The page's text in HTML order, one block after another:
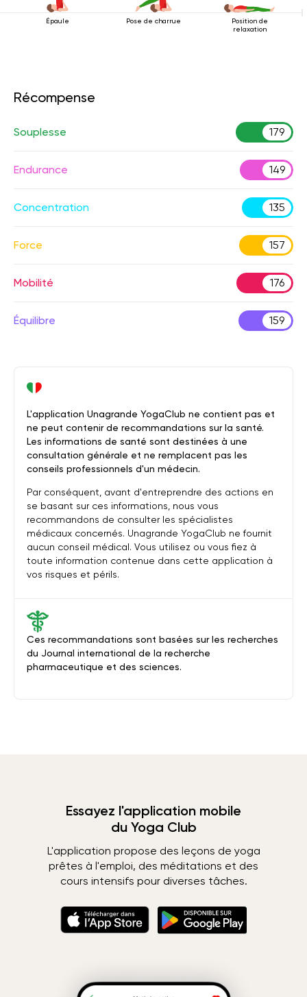
Épaule Pose de charrue
Position de
relaxation
Récompense
Souplesse 179
Endurance 149
Concentration 135
Force 157
Mobilité 176
Équilibre 159
Ces recommandations sont basées sur les recherches
du Journal international de la recherche
pharmaceutique et des sciences.
L'application Unagrande YogaClub ne contient pas et
ne peut contenir de recommandations sur la santé.
Les informations de santé sont destinées à une
consultation générale et ne remplacent pas les
conseils professionnels d'un médecin.
Par conséquent, avant d'entreprendre des actions en
se basant sur ces informations, nous vous
recommandons de consulter les spécialistes
médicaux concernés. Unagrande YogaClub ne fournit
aucun conseil médical. Vous utilisez ou vous fiez à
toute information contenue dans cette application à
vos risques et périls.
Essayez l'application mobile
du Yoga Club
L'application propose des leçons de yoga
prêtes à l'emploi, des méditations et des
cours intensifs pour diverses tâches.